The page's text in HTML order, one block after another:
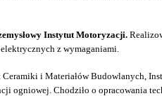
Instytut Motoryzacji.
z wymaganiami.
i Materiałów Budowlanych,
ogniowej. Chodziło o opracowania